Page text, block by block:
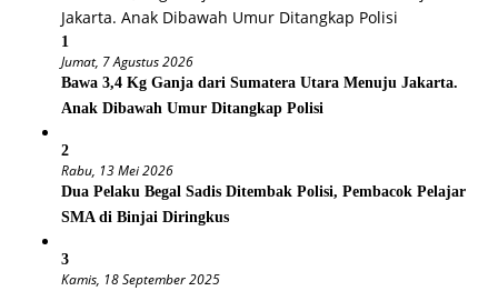
1
Jumat, 7 Agustus 2026
Bawa 3,4 Kg Ganja dari Sumatera Utara Menuju Jakarta.
Anak Dibawah Umur Ditangkap Polisi
2
Rabu, 13 Mei 2026
Dua Pelaku Begal Sadis Ditembak Polisi, Pembacok Pelajar
SMA di Binjai Diringkus
3
Kamis, 18 September 2025